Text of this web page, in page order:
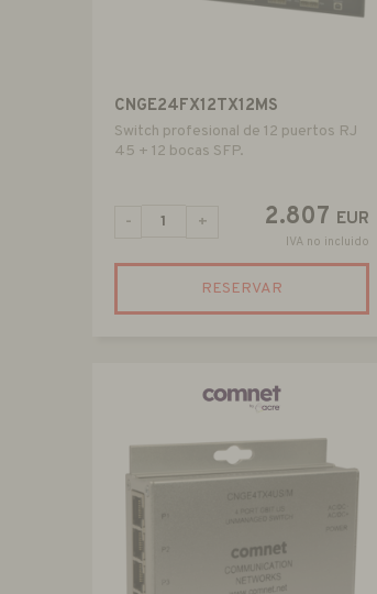
CNGE24FX12TX12MS
Switch profesional de 12 puertos RJ
45 + 12 bocas SFP.
2.807 EUR
IVA no incluido
- +
RESERVAR